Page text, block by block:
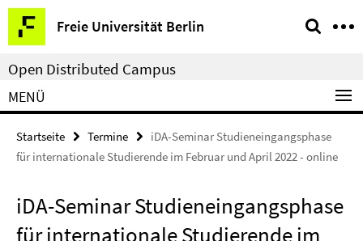
Springe
direkt
zu
Inhalt
Freie Universität Berlin
Service-
Navigation
Open Distributed Campus
MENÜ
Startseite Termine
iDA-Seminar Studieneingangsphase
für internationale Studierende im Februar und April 2022 - online
iDA-Seminar Studieneingangsphase
für internationale Studierende im